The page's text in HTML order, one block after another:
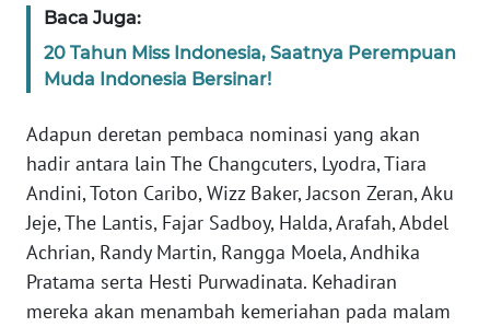
Baca Juga:
20 Tahun Miss Indonesia, Saatnya Perempuan
Muda Indonesia Bersinar!
Adapun deretan pembaca nominasi yang akan
hadir antara lain The Changcuters, Lyodra, Tiara
Andini, Toton Caribo, Wizz Baker, Jacson Zeran, Aku
Jeje, The Lantis, Fajar Sadboy, Halda, Arafah, Abdel
Achrian, Randy Martin, Rangga Moela, Andhika
Pratama serta Hesti Purwadinata. Kehadiran
mereka akan menambah kemeriahan pada malam
WN
WN
WN
PAPUA
WN
PAPUA
BARAT